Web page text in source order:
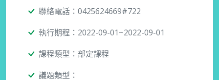
聯絡電話：0425624669#722
執行期程：2022-09-01~2022-09-01
課程類型：部定課程
議題類型：